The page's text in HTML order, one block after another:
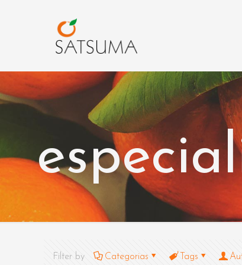
Filter by Categorias Tags